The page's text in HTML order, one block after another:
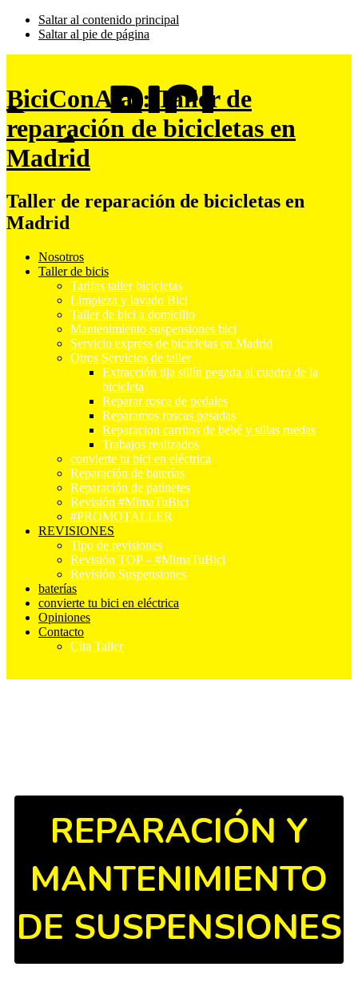
Saltar al contenido principal
Saltar al pie de página
BiciConAlas: Taller de
reparación de bicicletas en
Madrid
Taller de reparación de bicicletas en
Madrid
Nosotros
Taller de bicis
Tarifas taller bicicletas
Limpieza y lavado Bici
Taller de bici a domicilio
Mantenimiento suspensiones bici
Servicio express de bicicletas en Madrid
Otros Servicios de taller
Extracción tija sillín pegada al cuadro de la
bicicleta
Reparar rosca de pedales
Reparamos roscas pasadas
Reparacion carritos de bebé y sillas ruedas
Trabajos realizados
convierte tu bici en eléctrica
Reparación de baterías
Reparación de patinetes
Revisión #MimaTuBici
#PROMOTALLER
REVISIONES
Tipo de revisiones
Revisión TOP – #MimaTuBici
Revisión Suspensiones
baterías
convierte tu bici en eléctrica
Opiniones
Contacto
Cita Taller
REPARACIÓN Y
MANTENIMIENTO
DE SUSPENSIONES